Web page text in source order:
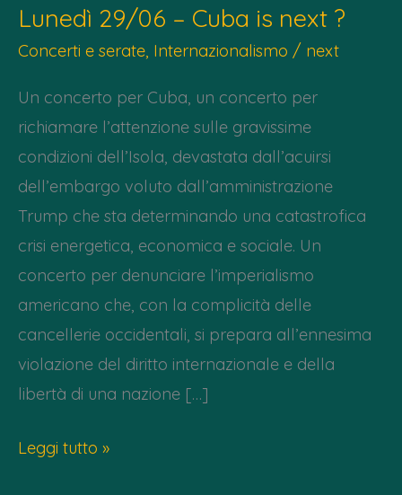
Lunedì 29/06 – Cuba is next ?
Concerti e serate, Internazionalismo / next
Un concerto per Cuba, un concerto per
richiamare l’attenzione sulle gravissime
condizioni dell’Isola, devastata dall’acuirsi
dell’embargo voluto dall’amministrazione
Trump che sta determinando una catastrofica
crisi energetica, economica e sociale. Un
concerto per denunciare l’imperialismo
americano che, con la complicità delle
cancellerie occidentali, si prepara all’ennesima
violazione del diritto internazionale e della
libertà di una nazione […]
Lunedì
Leggi tutto »